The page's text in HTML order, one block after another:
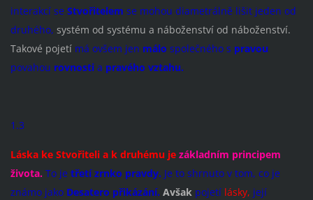
interakcí se Stvořitelem se mohou diametrálně lišit jeden od
druhého, systém od systému a náboženství od náboženství.
Takové pojetí má ovšem jen málo společného s pravou
povahou rovnosti a pravého vztahu.
1.3
Láska ke Stvořiteli a k druhému je základním principem
života. To je třetí zrnko pravdy. Je to shrnuto v tom, co je
známo jako Desatero přikázání. Avšakpojetí lásky, její